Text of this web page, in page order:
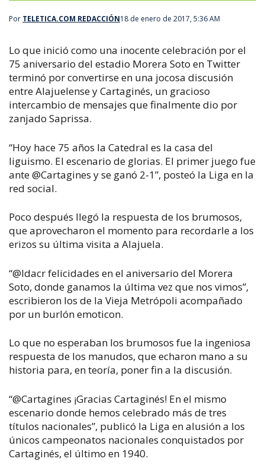
Por TELETICA.COM REDACCIÓN18 de enero de 2017, 5:36 AM
Lo que inició como una inocente celebración por el
75 aniversario del estadio Morera Soto en Twitter
terminó por convertirse en una jocosa discusión
entre Alajuelense y Cartaginés, un gracioso
intercambio de mensajes que finalmente dio por
zanjado Saprissa.
“Hoy hace 75 años la Catedral es la casa del
liguismo. El escenario de glorias. El primer juego fue
ante @Cartagines y se ganó 2-1”, posteó la Liga en la
red social.
Poco después llegó la respuesta de los brumosos,
que aprovecharon el momento para recordarle a los
erizos su última visita a Alajuela.
“@ldacr felicidades en el aniversario del Morera
Soto, donde ganamos la última vez que nos vimos”,
escribieron los de la Vieja Metrópoli acompañado
por un burlón emoticon.
Lo que no esperaban los brumosos fue la ingeniosa
respuesta de los manudos, que echaron mano a su
historia para, en teoría, poner fin a la discusión.
“@Cartagines ¡Gracias Cartaginés! En el mismo
escenario donde hemos celebrado más de tres
títulos nacionales”, publicó la Liga en alusión a los
únicos campeonatos nacionales conquistados por
Cartaginés, el último en 1940.